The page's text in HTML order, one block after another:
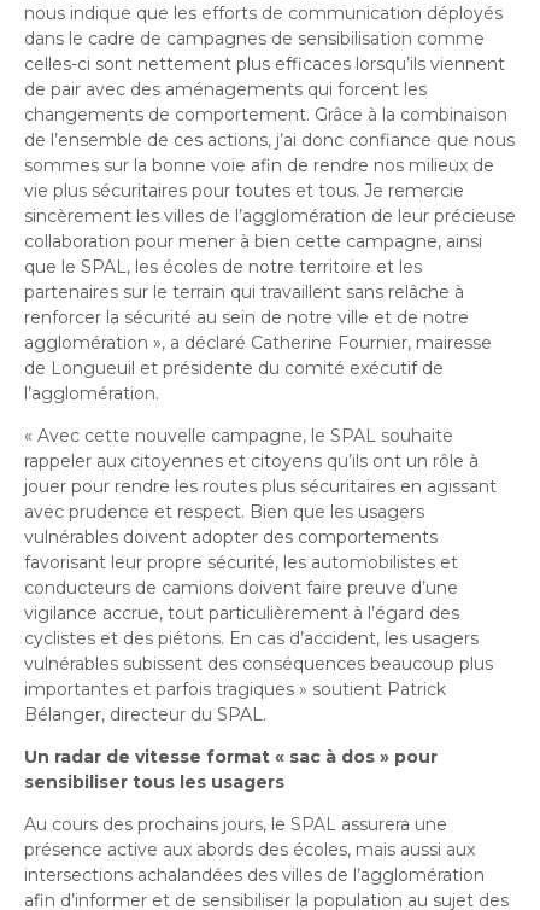
nous indique que les efforts de communication déployés
dans le cadre de campagnes de sensibilisation comme
celles-ci sont nettement plus efficaces lorsqu’ils viennent
de pair avec des aménagements qui forcent les
changements de comportement. Grâce à la combinaison
de l’ensemble de ces actions, j’ai donc confiance que nous
sommes sur la bonne voie afin de rendre nos milieux de
vie plus sécuritaires pour toutes et tous. Je remercie
sincèrement les villes de l’agglomération de leur précieuse
collaboration pour mener à bien cette campagne, ainsi
que le SPAL, les écoles de notre territoire et les
partenaires sur le terrain qui travaillent sans relâche à
renforcer la sécurité au sein de notre ville et de notre
agglomération », a déclaré Catherine Fournier, mairesse
de Longueuil et présidente du comité exécutif de
l’agglomération.
« Avec cette nouvelle campagne, le SPAL souhaite
rappeler aux citoyennes et citoyens qu’ils ont un rôle à
jouer pour rendre les routes plus sécuritaires en agissant
avec prudence et respect. Bien que les usagers
vulnérables doivent adopter des comportements
favorisant leur propre sécurité, les automobilistes et
conducteurs de camions doivent faire preuve d’une
vigilance accrue, tout particulièrement à l’égard des
cyclistes et des piétons. En cas d’accident, les usagers
vulnérables subissent des conséquences beaucoup plus
importantes et parfois tragiques » soutient Patrick
Bélanger, directeur du SPAL.
Un radar de vitesse format « sac à dos » pour
sensibiliser tous les usagers
Au cours des prochains jours, le SPAL assurera une
présence active aux abords des écoles, mais aussi aux
intersections achalandées des villes de l’agglomération
afin d’informer et de sensibiliser la population au sujet des